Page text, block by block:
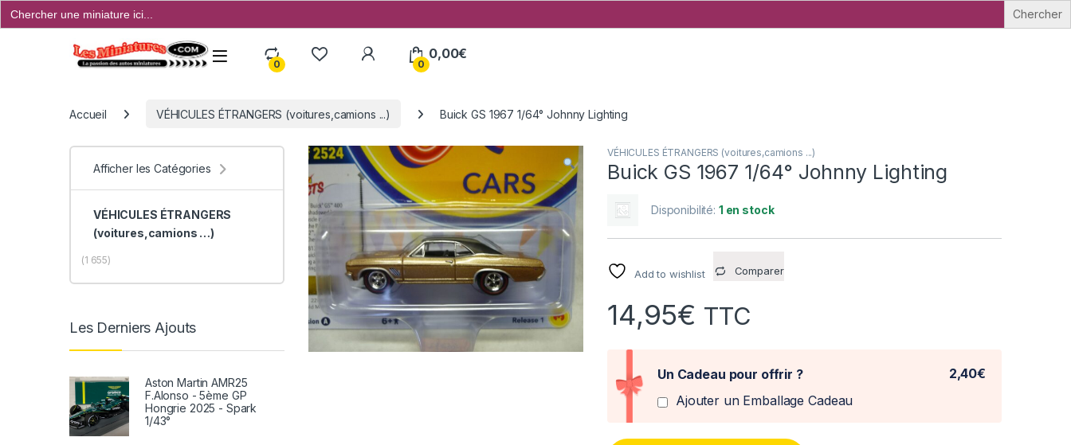
Search
for:
Open
0
My Account
0
0,00€
Accueil VÉHICULES ÉTRANGERS (voitures,camions ...) Buick GS 1967 1/64° Johnny Lighting
VÉHICULES ÉTRANGERS (voitures,camions ...)
Buick GS 1967 1/64° Johnny Lighting
Disponibilité: 1 en stock
Add to wishlist Comparer
14,95€ TTC
Un Cadeau pour offrir ?
Ajouter un Emballage Cadeau
2,40€
Afficher les Catégories
VÉHICULES ÉTRANGERS
(voitures,camions …)
(1 655)
Les Derniers Ajouts
Aston Martin AMR25
F.Alonso - 5ème GP
Hongrie 2025 - Spark
1/43°